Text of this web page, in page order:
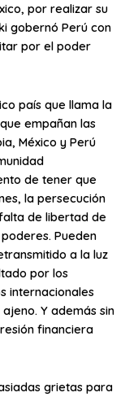
por realizar su
gobernó Perú con
por el poder
país que llama la
empañan las
México y Perú
de tener que
la persecución
de libertad de
Pueden
a la luz
por los
internacionales
Y además sin
financiera
grietas para